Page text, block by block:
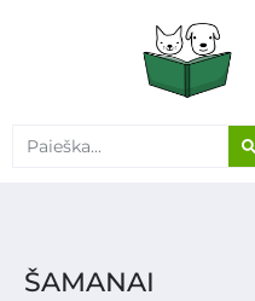
ŠAMANAI